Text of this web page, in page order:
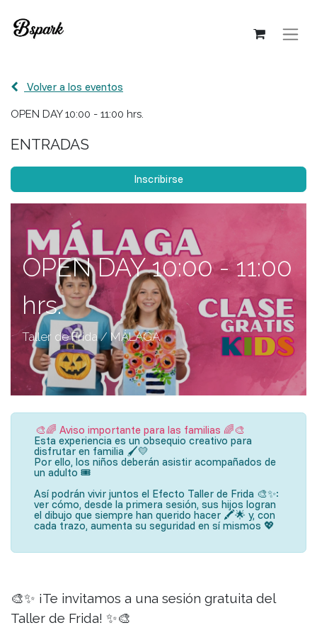
Volver a los eventos
OPEN DAY 10:00 - 11:00 hrs.
ENTRADAS
Inscribirse
OPEN DAY 10:00 - 11:00
hrs.
Taller de Frida / MÁLAGA
🎨🌈 Aviso importante para las familias 🌈🎨
Esta experiencia es un obsequio creativo para
disfrutar en familia 🖌️💛
Por ello, los niños deberán asistir acompañados de
un adulto 🎟️
Así podrán vivir juntos el Efecto Taller de Frida 🎨✨:
ver cómo, desde la primera sesión, sus hijos logran
el dibujo que siempre han querido hacer 🖍️🌟 y, con
cada trazo, aumenta su seguridad en sí mismos 💖
🎨✨ ¡Te invitamos a una sesión gratuita del
Taller de Frida! ✨🎨